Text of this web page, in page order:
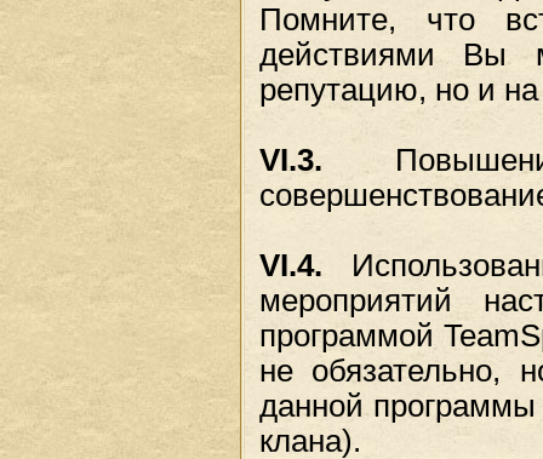
Помните, что
действиями Вы
репутацию, но и
VI.3.
VI.4.
мероприятий
программой
не обязательно,
данной
клана).